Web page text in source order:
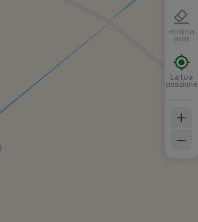
elimina
area
La tua
posizione
+
–